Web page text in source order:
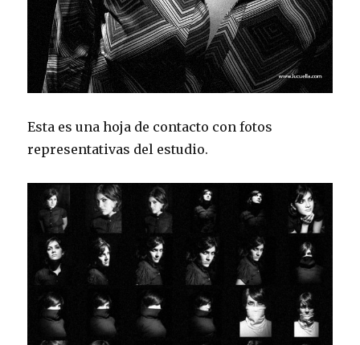
Esta es una hoja de contacto con fotos
representativas del estudio.